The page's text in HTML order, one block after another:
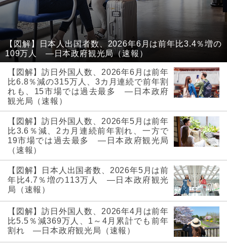
【図解】日本人出国者数、2026年6月は前年比3.4％増の
109万人 ―日本政府観光局（速報）
【図解】訪日外国人数、2026年6月は前年
比6.8％減の315万人、3カ月連続で前年割
れも、15市場では過去最多 ―日本政府
観光局（速報）
【図解】訪日外国人数、2026年5月は前年
比3.6％減、2カ月連続前年割れ、一方で
19市場では過去最多 ―日本政府観光局
（速報）
【図解】日本人出国者数、2026年5月は前
年比4.7％増の113万人 ―日本政府観光
局（速報）
【図解】訪日外国人数、2026年4月は前年
比5.5％減369万人、1～4月累計でも前年
割れ ―日本政府観光局（速報）